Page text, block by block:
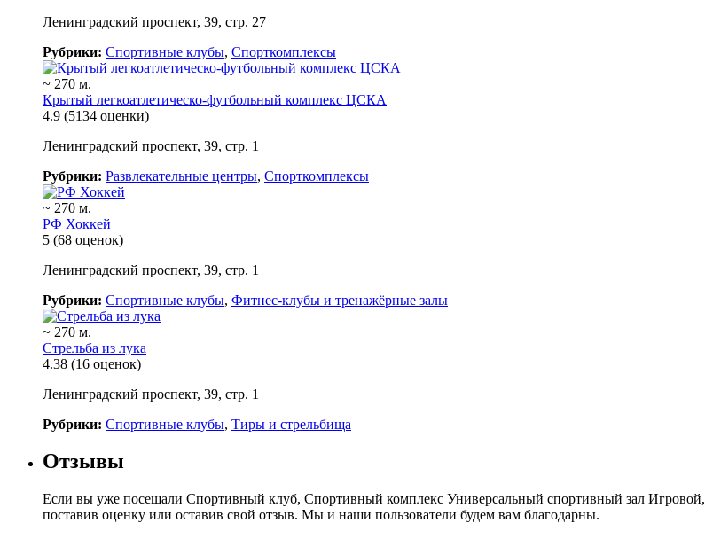
Ленинградский проспект, 39, стр. 27
Рубрики: Спортивные клубы, Спорткомплексы
~ 270 м.
Крытый легкоатлетическо-футбольный комплекс ЦСКА
4.9 (5134 оценки)
Ленинградский проспект, 39, стр. 1
Рубрики: Развлекательные центры, Спорткомплексы
~ 270 м.
РФ Хоккей
5 (68 оценок)
Ленинградский проспект, 39, стр. 1
Рубрики: Спортивные клубы, Фитнес-клубы и тренажёрные залы
~ 270 м.
Стрельба из лука
4.38 (16 оценок)
Ленинградский проспект, 39, стр. 1
Рубрики: Спортивные клубы, Тиры и стрельбища
Отзывы
Если вы уже посещали Спортивный клуб, Спортивный комплекс Универсальный спортивный зал
поставив оценку или оставив свой отзыв. Мы и наши пользователи будем вам благодарны.